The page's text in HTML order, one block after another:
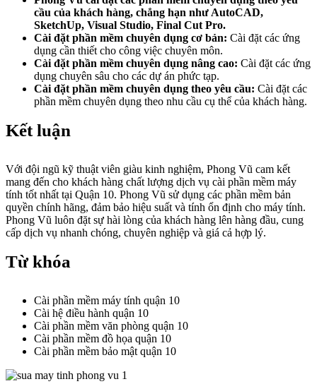
cầu của khách hàng, chẳng hạn như AutoCAD,
SketchUp, Visual Studio, Final Cut Pro.
Cài đặt phần mềm chuyên dụng cơ bản: Cài đặt các ứng
dụng cần thiết cho công việc chuyên môn.
Cài đặt phần mềm chuyên dụng nâng cao: Cài đặt các ứng
dụng chuyên sâu cho các dự án phức tạp.
Cài đặt phần mềm chuyên dụng theo yêu cầu: Cài đặt các
phần mềm chuyên dụng theo nhu cầu cụ thể của khách hàng.
Kết luận
Với đội ngũ kỹ thuật viên giàu kinh nghiệm, Phong Vũ cam kết
mang đến cho khách hàng chất lượng dịch vụ cài phần mềm máy
tính tốt nhất tại Quận 10. Phong Vũ sử dụng các phần mềm bản
quyền chính hãng, đảm bảo hiệu suất và tính ổn định cho máy tính.
Phong Vũ luôn đặt sự hài lòng của khách hàng lên hàng đầu, cung
cấp dịch vụ nhanh chóng, chuyên nghiệp và giá cả hợp lý.
Từ khóa
Cài phần mềm máy tính quận 10
Cài hệ điều hành quận 10
Cài phần mềm văn phòng quận 10
Cài phần mềm đồ họa quận 10
Cài phần mềm bảo mật quận 10